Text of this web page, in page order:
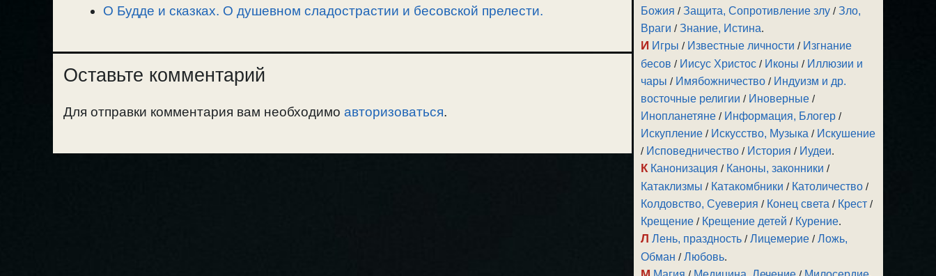
О Будде и сказках. О душевном сладострастии и бесовской прелести.
Оставьте комментарий
Для отправки комментария вам необходимо авторизоваться.
Божия /Защита, Сопротивление злу /Зло,
Враги /Знание, Истина.
И Игры / Известные личности / Изгнание
бесов / Иисус Христос / Иконы / Иллюзии и
чары / Имябожничество / Индуизм и др.
восточные религии / Иноверные /
Инопланетяне / Информация, Блогер /
Искупление / Искусство, Музыка / Искушение
/ Исповедничество / История / Иудеи.
К Канонизация / Каноны, законники /
Катаклизмы / Катакомбники / Католичество /
Колдовство, Суеверия / Конец света / Крест /
Крещение / Крещение детей / Курение.
Л Лень, праздность /Лицемерие /Ложь,
Обман /Любовь.